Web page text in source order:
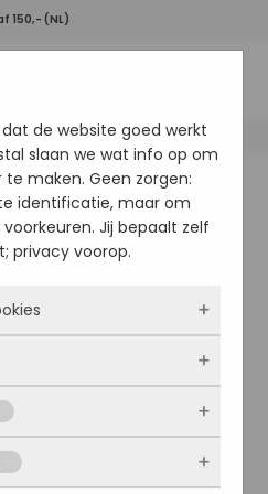
150,- (NL)
de website goed werkt
slaan we wat info op om
maken. Geen zorgen:
identificatie, maar om
Jij bepaalt zelf
privacy voorop.
dat de website
dus altijd actief en
Meestal worden
jij iets doet, zoals
invullen of je
we hoe vaak onze site
vandaan
populair zijn. Zo
jouw voorkeuren.